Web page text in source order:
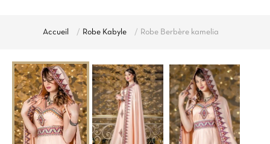
Accueil Robe Kabyle Robe Berbère kamelia